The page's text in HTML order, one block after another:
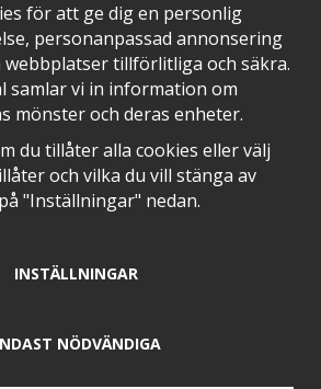
LEVERANS MED
EN DEL AV
för att ge dig en personlig
personanpassad annonsering
tillförlitliga och säkra.
samlar vi in information om
mönster och deras enheter.
du tillåter alla cookies eller välj
och vilka du vill stänga av
"Inställningar" nedan.
INSTÄLLNINGAR
NÖDVÄNDIGA